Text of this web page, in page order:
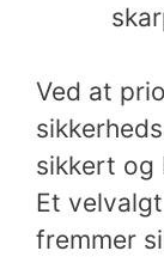
Ved at
sikkert og
Et
fremmer